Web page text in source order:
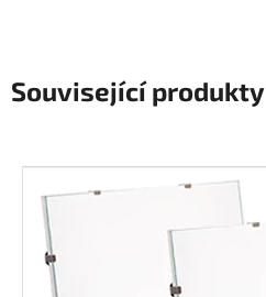
Související produkty